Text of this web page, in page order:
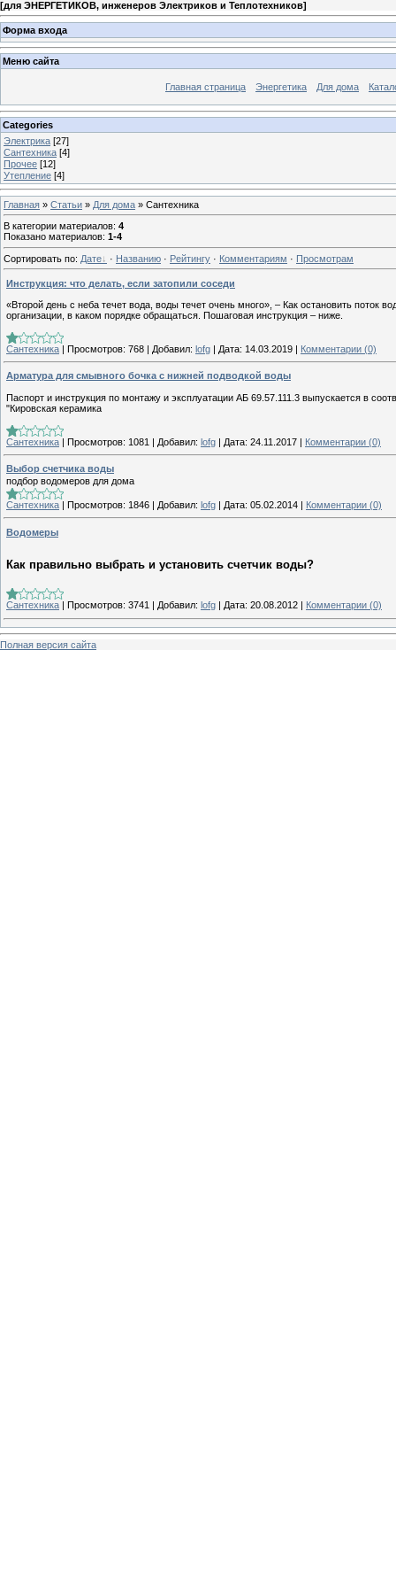
[для ЭНЕРГЕТИКОВ, инженеров Электриков и Теплотехников]
Форма входа
Меню сайта
Главная страница Энергетика Для дома
Categories
Электрика [27]
Сантехника [4]
Прочее [12]
Утепление [4]
Главная » Статьи » Для дома » Сантехника
В категории материалов: 4
Показано материалов: 1-4
Сортировать по: Дате · Названию · Рейтингу · Комментариям · Просмотрам
Инструкция: что делать, если затопили соседи
«Второй день с неба течет вода, воды течет очень много», – Как остановить поток
организации, в каком порядке обращаться. Пошаговая инструкция – ниже.
Сантехника | Просмотров: 768 | Добавил: lofg | Дата: 14.03.2019 | Комментарии (0)
Арматура для смывного бочка с нижней подводкой воды
Паспорт и инструкция по монтажу и эксплуатации АБ 69.57.111.3 выпускается в
"Кировская керамика
Сантехника | Просмотров: 1081 | Добавил: lofg | Дата: 24.11.2017 | Комментарии (0)
Выбор счетчика воды
подбор водомеров для дома
Сантехника | Просмотров: 1846 | Добавил: lofg | Дата: 05.02.2014 | Комментарии (0)
Водомеры
Как правильно выбрать и установить счетчик воды?
Сантехника | Просмотров: 3741 | Добавил: lofg | Дата: 20.08.2012 | Комментарии (0)
Полная версия сайта